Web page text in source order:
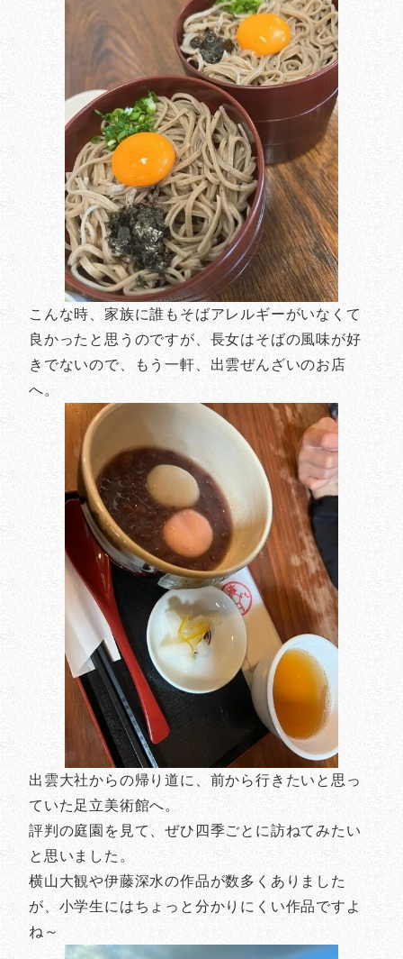
こんな時、家族に誰もそばアレルギーがいなくて
良かったと思うのですが、長女はそばの風味が好
きでないので、もう一軒、出雲ぜんざいのお店
へ。
出雲大社からの帰り道に、前から行きたいと思っ
ていた足立美術館へ。
評判の庭園を見て、ぜひ四季ごとに訪ねてみたい
と思いました。
横山大観や伊藤深水の作品が数多くありました
が、小学生にはちょっと分かりにくい作品ですよ
ね～